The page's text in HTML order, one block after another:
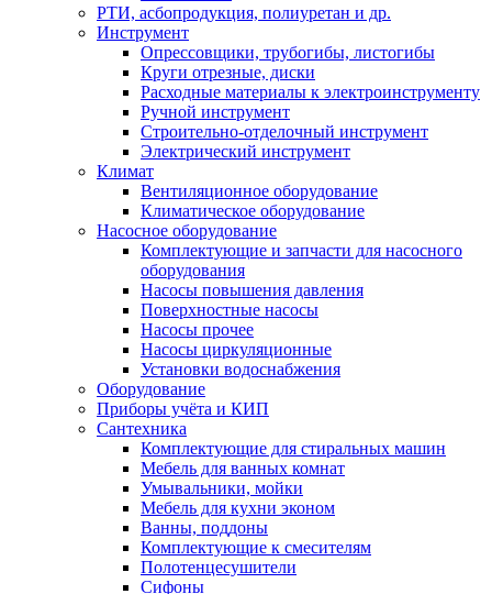
РТИ, асбопродукция, полиуретан и др.
Инструмент
Опрессовщики, трубогибы, листогибы
Круги отрезные, диски
Расходные материалы к электроинструменту
Ручной инструмент
Строительно-отделочный инструмент
Электрический инструмент
Климат
Вентиляционное оборудование
Климатическое оборудование
Насосное оборудование
Комплектующие и запчасти для насосного
оборудования
Насосы повышения давления
Поверхностные насосы
Насосы прочее
Насосы циркуляционные
Установки водоснабжения
Оборудование
Приборы учёта и КИП
Сантехника
Комплектующие для стиральных машин
Мебель для ванных комнат
Умывальники, мойки
Мебель для кухни эконом
Ванны, поддоны
Комплектующие к смесителям
Полотенцесушители
Сифоны